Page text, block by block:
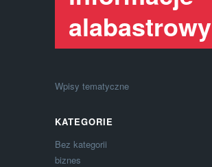
alabastrowy
Wpisy tematyczne
KATEGORIE
Bez kategorii
biznes